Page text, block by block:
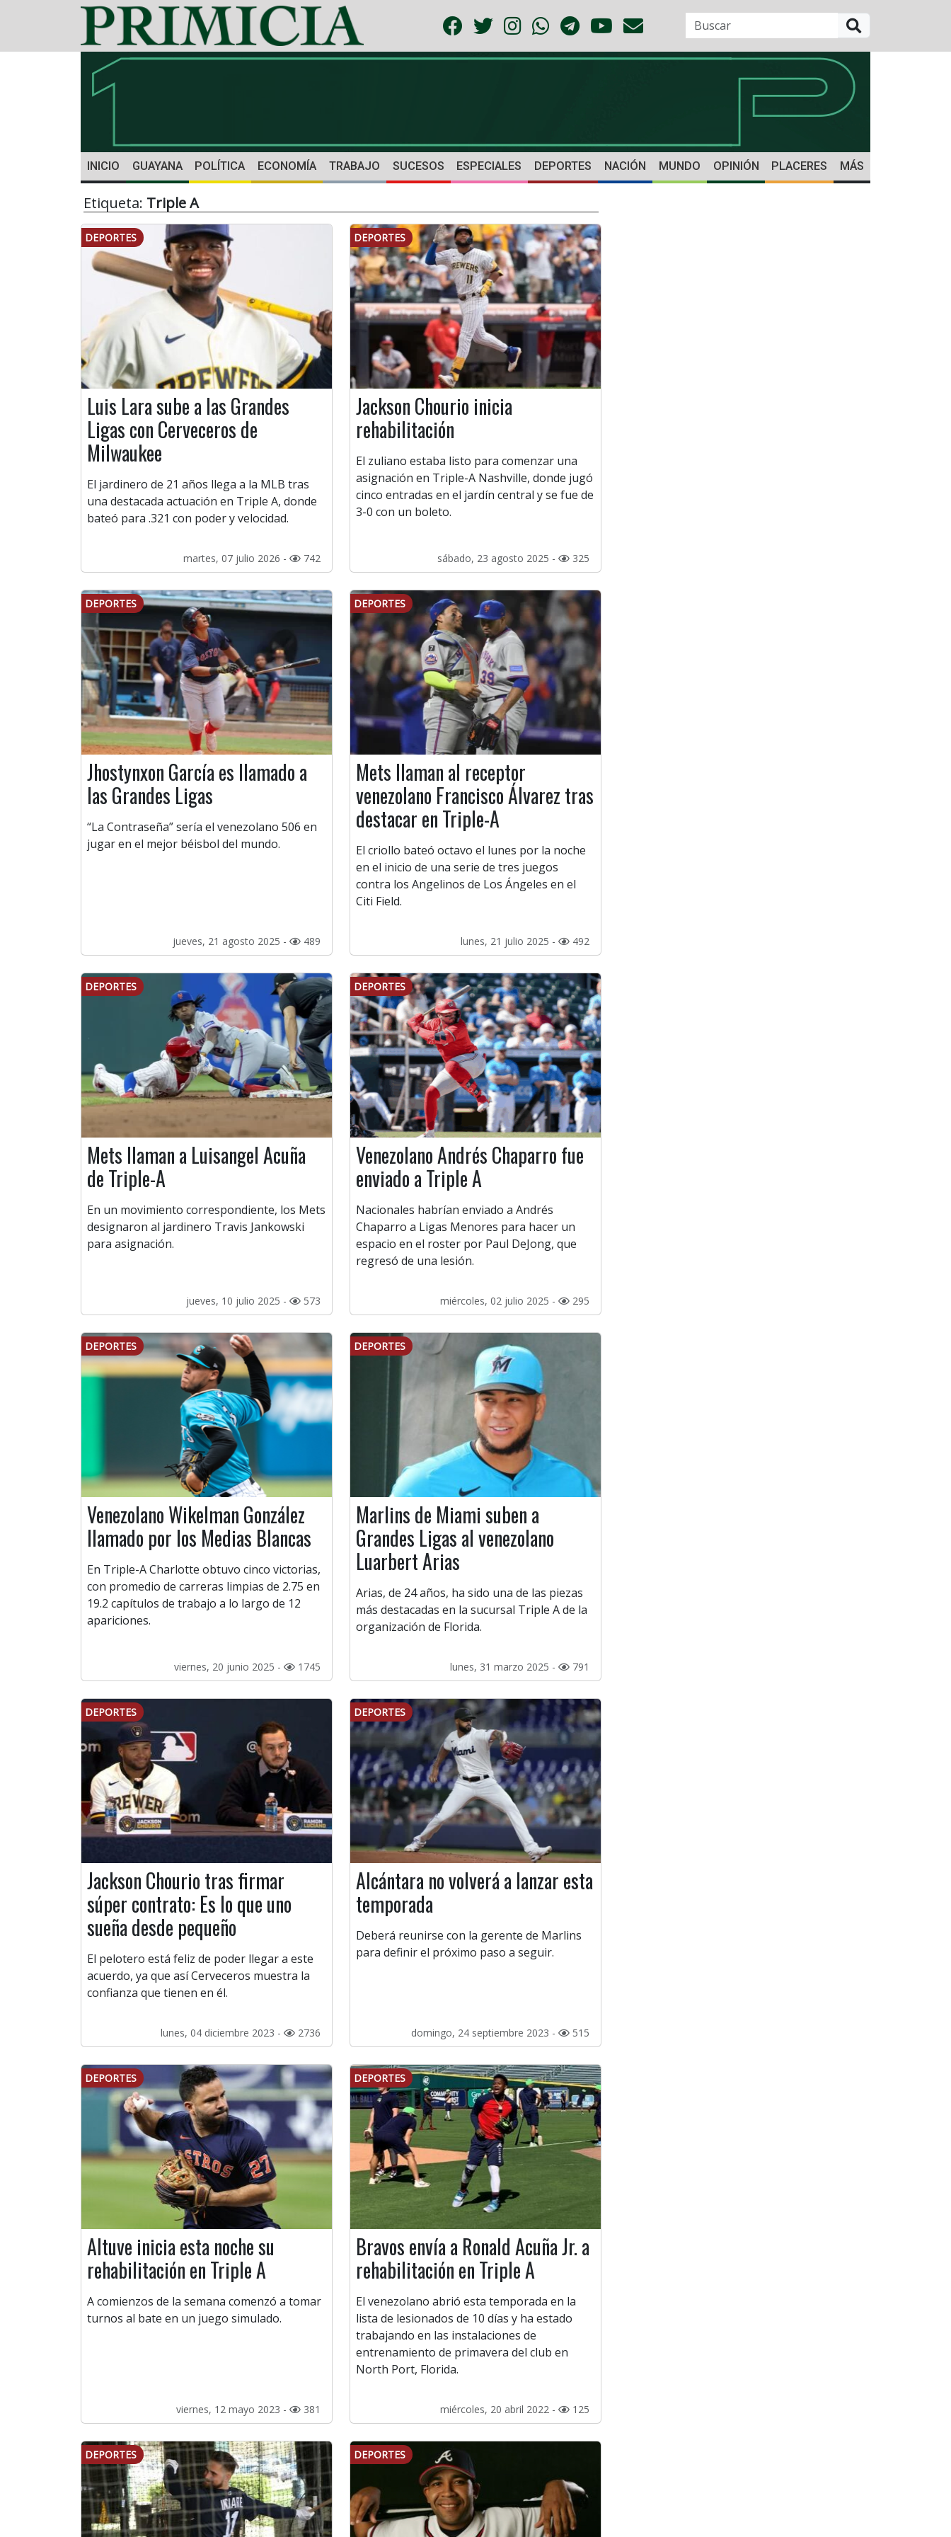
INICIO GUAYANA POLÍTICA ECONOMÍA TRABAJO SUCESOS ESPECIALES DEPORTES NACIÓN MUNDO OPINIÓN PLACERES MÁS
Etiqueta: Triple A
DEPORTES
Luis Lara sube a las Grandes
Ligas con Cerveceros de
Milwaukee
El jardinero de 21 años llega a la MLB tras
una destacada actuación en Triple A, donde
bateó para .321 con poder y velocidad.
martes, 07 julio 2026 - 742
DEPORTES
Jackson Chourio inicia
rehabilitación
El zuliano estaba listo para comenzar una
asignación en Triple-A Nashville, donde jugó
cinco entradas en el jardín central y se fue de
3-0 con un boleto.
sábado, 23 agosto 2025 - 325
DEPORTES
Jhostynxon García es llamado a
las Grandes Ligas
“La Contraseña” sería el venezolano 506 en
jugar en el mejor béisbol del mundo.
jueves, 21 agosto 2025 - 489
DEPORTES
Mets llaman al receptor
venezolano Francisco Álvarez tras
destacar en Triple-A
El criollo bateó octavo el lunes por la noche
en el inicio de una serie de tres juegos
contra los Angelinos de Los Ángeles en el
Citi Field.
lunes, 21 julio 2025 - 492
DEPORTES
Mets llaman a Luisangel Acuña
de Triple-A
En un movimiento correspondiente, los Mets
designaron al jardinero Travis Jankowski
para asignación.
jueves, 10 julio 2025 - 573
DEPORTES
Venezolano Andrés Chaparro fue
enviado a Triple A
Nacionales habrían enviado a Andrés
Chaparro a Ligas Menores para hacer un
espacio en el roster por Paul DeJong, que
regresó de una lesión.
miércoles, 02 julio 2025 - 295
DEPORTES
Venezolano Wikelman González
llamado por los Medias Blancas
En Triple-A Charlotte obtuvo cinco victorias,
con promedio de carreras limpias de 2.75 en
19.2 capítulos de trabajo a lo largo de 12
apariciones.
viernes, 20 junio 2025 - 1745
DEPORTES
Marlins de Miami suben a
Grandes Ligas al venezolano
Luarbert Arias
Arias, de 24 años, ha sido una de las piezas
más destacadas en la sucursal Triple A de la
organización de Florida.
lunes, 31 marzo 2025 - 791
DEPORTES
Jackson Chourio tras firmar
súper contrato: Es lo que uno
sueña desde pequeño
El pelotero está feliz de poder llegar a este
acuerdo, ya que así Cerveceros muestra la
confianza que tienen en él.
lunes, 04 diciembre 2023 - 2736
DEPORTES
Alcántara no volverá a lanzar esta
temporada
Deberá reunirse con la gerente de Marlins
para definir el próximo paso a seguir.
domingo, 24 septiembre 2023 - 515
DEPORTES
Altuve inicia esta noche su
rehabilitación en Triple A
A comienzos de la semana comenzó a tomar
turnos al bate en un juego simulado.
viernes, 12 mayo 2023 - 381
DEPORTES
Bravos envía a Ronald Acuña Jr. a
rehabilitación en Triple A
El venezolano abrió esta temporada en la
lista de lesionados de 10 días y ha estado
trabajando en las instalaciones de
entrenamiento de primavera del club en
North Port, Florida.
miércoles, 20 abril 2022 - 125
DEPORTES DEPORTES